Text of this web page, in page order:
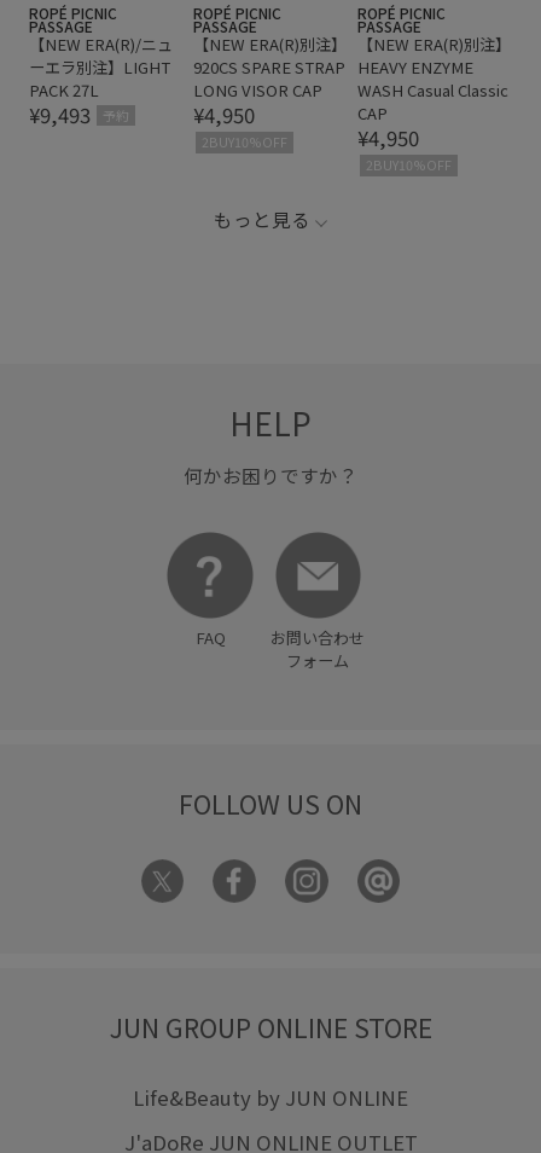
ROPÉ PICNIC
PASSAGE
【NEW ERA(R)/ニュ
ーエラ別注】LIGHT
PACK 27L
¥9,493 予約
ROPÉ PICNIC
PASSAGE
【NEW ERA(R)別注】
920CS SPARE STRAP
LONG VISOR CAP
¥4,950
2BUY10%OFF
ROPÉ PICNIC
PASSAGE
【NEW ERA(R)別注】
HEAVY ENZYME
WASH Casual Classic
CAP
¥4,950
2BUY10%OFF
もっと見る
HELP
何かお困りですか？
FAQ
お問い合わせ
フォーム
FOLLOW US ON
JUN GROUP ONLINE STORE
Life&Beauty by JUN ONLINE
J'aDoRe JUN ONLINE OUTLET